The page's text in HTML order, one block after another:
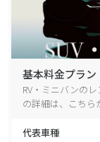
基本料金プラン
RV・ミニバンの
の詳細は、こちら
代表車種